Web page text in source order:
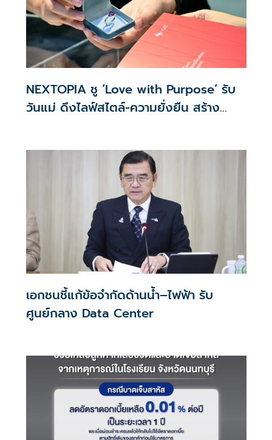
NEXTOPIA ชู ‘Love with Purpose’ รับ
วันแม่ ดึงไลฟ์สไตล์-ความยั่งยืน สร้าง
เอกชนชี้แก้ข้อจำกัดด้านน้ำ–ไฟฟ้า รับ
ศูนย์กลาง Data Center